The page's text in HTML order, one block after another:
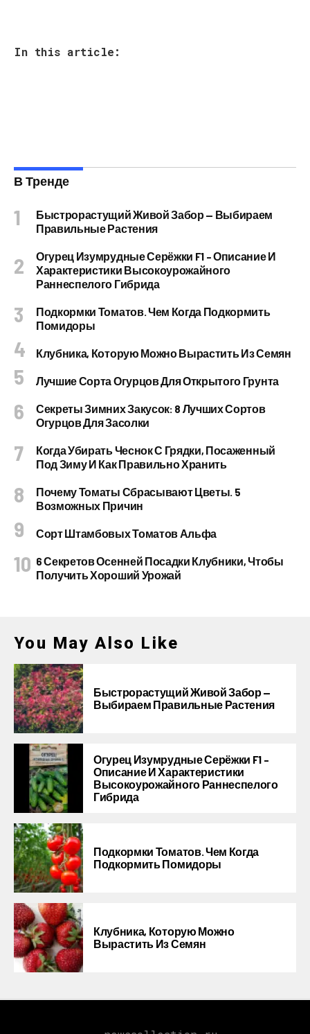
In this article:
В Тренде
Быстрорастущий Живой Забор — Выбираем
Правильные Растения
Огурец Изумрудные Серёжки F1 – Описание И
Характеристики Высокоурожайного
Раннеспелого Гибрида
Подкормки Томатов. Чем Когда Подкормить
Помидоры
Клубника, Которую Можно Вырастить Из Семян
Лучшие Сорта Огурцов Для Открытого Грунта
Секреты Зимних Закусок: 8 Лучших Сортов
Огурцов Для Засолки
Когда Убирать Чеснок С Грядки, Посаженный
Под Зиму И Как Правильно Хранить
Почему Томаты Сбрасывают Цветы. 5
Возможных Причин
Сорт Штамбовых Томатов Альфа
6 Секретов Осенней Посадки Клубники, Чтобы
Получить Хороший Урожай
You May Also Like
Быстрорастущий Живой Забор —
Выбираем Правильные Растения
Огурец Изумрудные Серёжки F1 –
Описание И Характеристики
Высокоурожайного Раннеспелого
Гибрида
Подкормки Томатов. Чем Когда
Подкормить Помидоры
Клубника, Которую Можно
Вырастить Из Семян